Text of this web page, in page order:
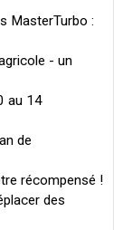
MasterTurbo :
- un
au 14
de
récompensé !
des